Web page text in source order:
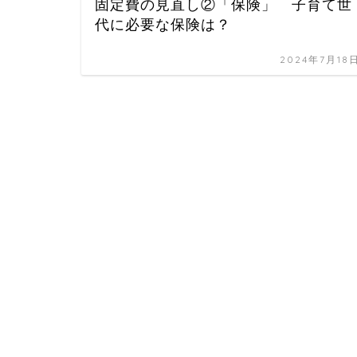
固定費の見直し②「保険」 子育て世
代に必要な保険は？
2024年7月18